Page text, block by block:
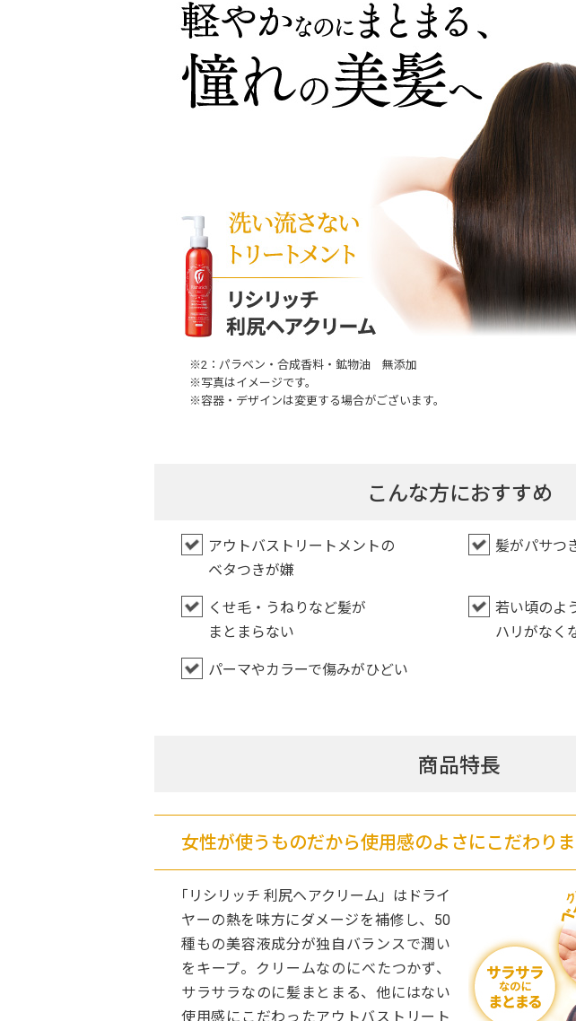
※2：パラベン・合成香料・鉱物油 無添加
※写真はイメージです。
※容器・デザインは変更する場合がございます。
こんな方におすすめ
アウトバストリートメントの
ベタつきが嫌
髪がパサつ
くせ毛・うねりなど髪が
まとまらない
若い頃のよ
ハリがなく
パーマやカラーで傷みがひどい
商品特長
女性が使うものだから使用感のよさにこだわりま
「リシリッチ 利尻ヘアクリーム」はドライ
ヤーの熱を味方にダメージを補修し、50
種もの美容液成分が独自バランスで潤い
をキープ。クリームなのにべたつかず、
サラサラなのに髪まとまる、他にはない
使用感にこだわったアウトバストリート